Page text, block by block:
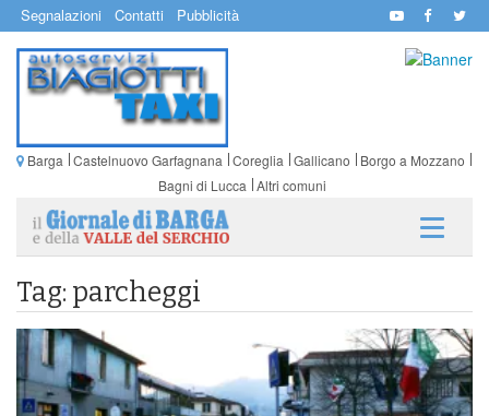
Segnalazioni Contatti Pubblicità
Barga Castelnuovo Garfagnana Coreglia Gallicano
Borgo a Mozzano
Bagni di Lucca Altri comuni
Tag: parcheggi